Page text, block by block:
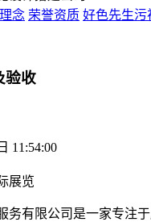
念 荣誉资质 好色先生污
验收
11:54:00
展览
务有限公司是一家专注